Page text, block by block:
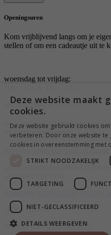
Openingsuren
Kom vrijblijvend langs om je
stellen of om een cadeautje uit te
woensdag tot vrijdag:
zaterdag: 09u30 – 12u30
Ga je voor een volledig Kadeco
wil je extra begeleiding?
Plan dan zeker een gratis afspraak
Algemene voorwaarden Privacy
2026 - Kadeco
Website doorCoemans.com
Deze website maakt
cookies.
Deze website gebruikt cookies
verbeteren. Door onze website te
cookies in overeenstemming met
STRIKT NOODZAKELIJK
TARGETING
NIET-GECLASSIFICEERD
DETAILS WEERGEVEN